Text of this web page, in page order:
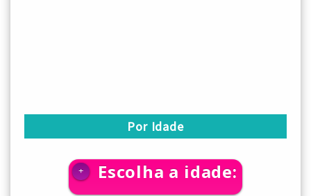
Por Idade
+ Escolha a idade: